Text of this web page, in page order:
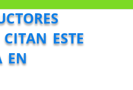
este
en